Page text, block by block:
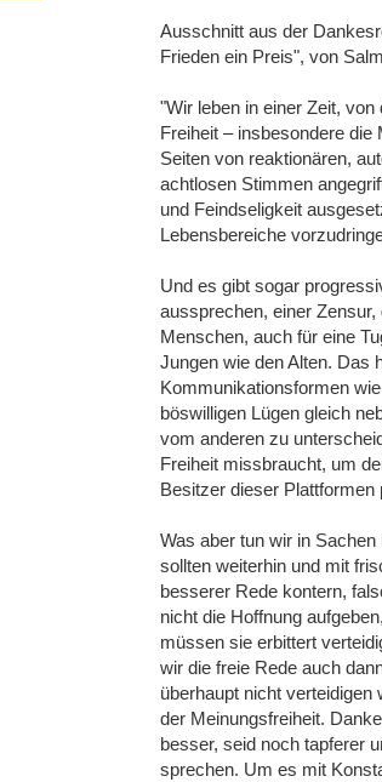
Ausschnitt aus der
Frieden ein Preis", von
"Wir leben in einer Zeit,
Freiheit – insbesondere die
Seiten von reaktionären,
achtlosen Stimmen
und Feindseligkeit
Lebensbereiche
Und es gibt sogar
aussprechen, einer
Menschen, auch für eine
Jungen wie den Alten. Das
Kommunikationsformen
böswilligen Lügen gleich
vom anderen zu
Freiheit missbraucht, um
Besitzer dieser
Was aber tun wir in
sollten weiterhin und mit
besserer Rede kontern,
nicht die Hoffnung
müssen sie erbittert
wir die freie Rede auch
überhaupt nicht verteidigen
der Meinungsfreiheit.
besser, seid noch tapferer
sprechen. Um es mit